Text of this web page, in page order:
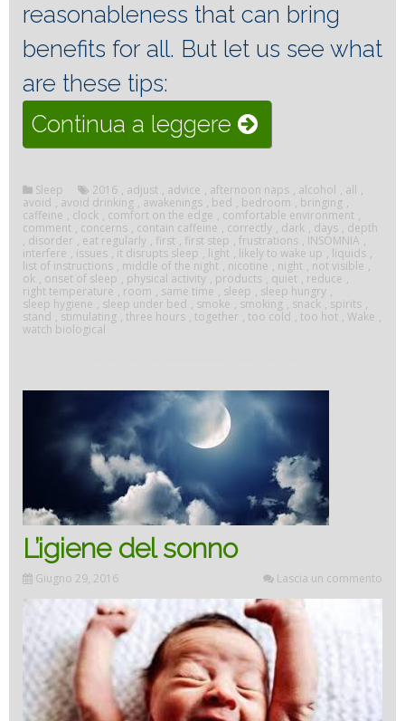
reasonableness that can bring
benefits for all. But let us see what
are these tips:
Continua a leggere “Sleep
hygiene”
Sleep 2016 , adjust , advice , afternoon naps , alcohol , all ,
avoid , avoid drinking , awakenings , bed , bedroom , bringing ,
caffeine , clock , comfort on the edge , comfortable environment ,
comment , concerns , contain caffeine , correctly , dark , days , depth
, disorder , eat regularly , first , first step , frustrations , INSOMNIA ,
interfere , issues , it disrupts sleep , light , likely to wake up , liquids ,
list of instructions , middle of the night , nicotine , night , not visible ,
ok , onset of sleep , physical activity , products , quiet , reduce ,
right temperature , room , same time , sleep , sleep hungry ,
sleep hygiene , sleep under bed , smoke , smoking , snack , spirits ,
stand , stimulating , three hours , together , too cold , too hot , Wake ,
watch biological
L’igiene del sonno
Giugno 29, 2016 Lascia un commento